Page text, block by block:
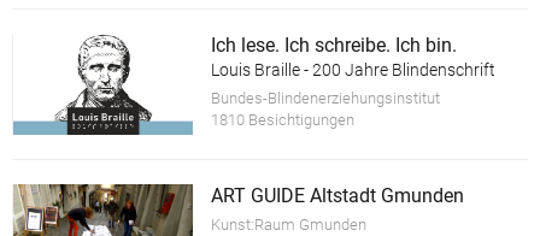
Ich lese. Ich schreibe. Ich bin.
Louis Braille - 200 Jahre Blindenschrift
Bundes-Blindenerziehungsinstitut
1810 Besichtigungen
ART GUIDE Altstadt Gmunden
Kunst:Raum Gmunden